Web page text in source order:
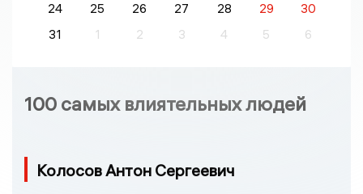
24
25 26 27 28 29
30
31
1 2 3 4 5 6
100 самых влиятельных людей
Колосов Антон Сергеевич